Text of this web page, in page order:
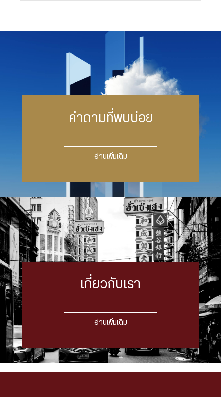
คำถามที่พบบ่อย
อ่านเพิ่มเติม
เกี่ยวกับเรา
อ่านเพิ่มเติม